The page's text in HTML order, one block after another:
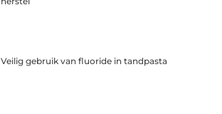
Veilig gebruik van fluoride in tandpasta